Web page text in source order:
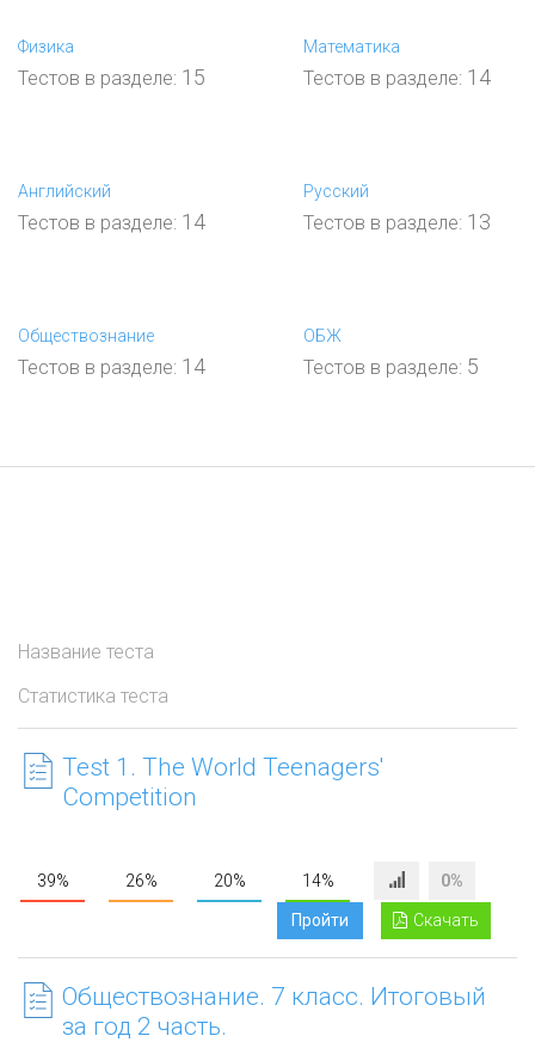
Физика
Тестов в разделе: 15
Математика
Тестов в разделе: 14
Английский
Тестов в разделе: 14
Русский
Тестов в разделе: 13
Обществознание
Тестов в разделе: 14
ОБЖ
Тестов в разделе: 5
Название теста
Статистика теста
Test 1. The World Teenagers'
Competition
39% 26% 20% 14% 0%
Скачать
Пройти
Обществознание. 7 класс. Итоговый
за год 2 часть.